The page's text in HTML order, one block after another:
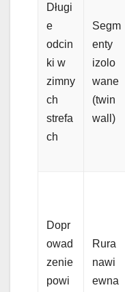
Długi
e
odcin
ki w
zimny
ch
strefa
ch
Segm
enty
izolo
wane
(twin
wall)
Dopr
owad
zenie
powi
Rura
nawi
ewna